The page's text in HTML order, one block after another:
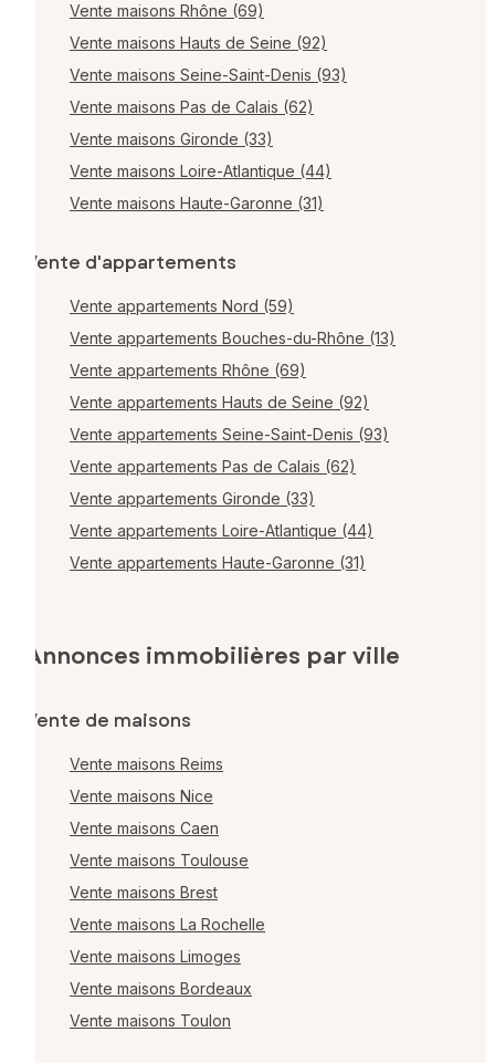
Vente maisons Rhône (69)
Vente maisons Hauts de Seine (92)
Vente maisons Seine-Saint-Denis (93)
Vente maisons Pas de Calais (62)
Vente maisons Gironde (33)
Vente maisons Loire-Atlantique (44)
Vente maisons Haute-Garonne (31)
Vente d'appartements
Vente appartements Nord (59)
Vente appartements Bouches-du-Rhône (13)
Vente appartements Rhône (69)
Vente appartements Hauts de Seine (92)
Vente appartements Seine-Saint-Denis (93)
Vente appartements Pas de Calais (62)
Vente appartements Gironde (33)
Vente appartements Loire-Atlantique (44)
Vente appartements Haute-Garonne (31)
Annonces immobilières par ville
Vente de maisons
Vente maisons Reims
Vente maisons Nice
Vente maisons Caen
Vente maisons Toulouse
Vente maisons Brest
Vente maisons La Rochelle
Vente maisons Limoges
Vente maisons Bordeaux
Vente maisons Toulon